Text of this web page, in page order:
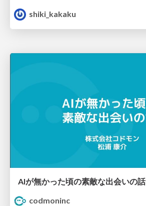
shiki_kakaku
AIが無かった頃の素敵な出会いの話
codmoninc